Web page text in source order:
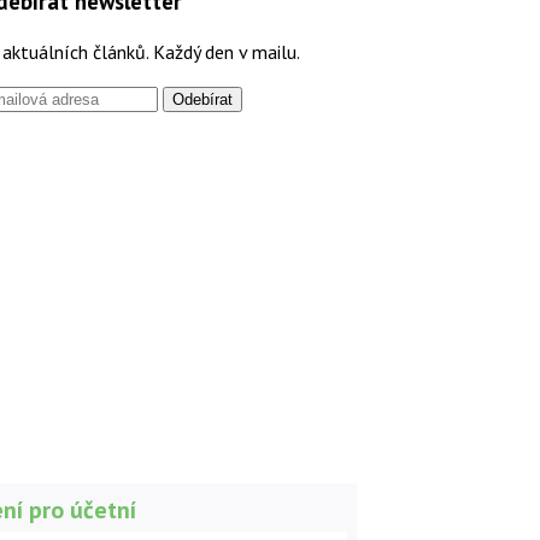
článků. Každý den v mailu.
pro účetní